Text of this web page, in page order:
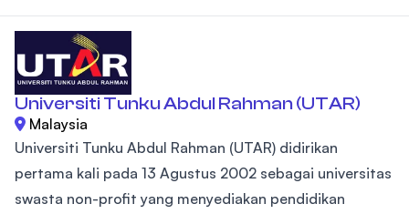
Universiti Tunku Abdul Rahman (UTAR)
Malaysia
Universiti Tunku Abdul Rahman (UTAR) didirikan
pertama kali pada 13 Agustus 2002 sebagai universitas
swasta non-profit yang menyediakan pendidikan